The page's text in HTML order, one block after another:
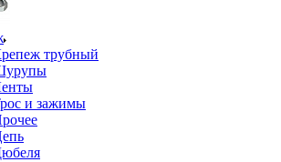
трубный
и зажимы